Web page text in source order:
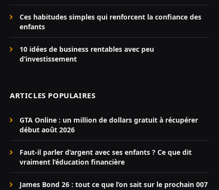
Ces habitudes simples qui renforcent la confiance des
enfants
10 idées de business rentables avec peu
d’investissement
ARTICLES POPULAIRES
GTA Online : un million de dollars gratuit à récupérer
début août 2026
Faut-il parler d’argent avec ses enfants ? Ce que dit
vraiment l’éducation financière
James Bond 26 : tout ce que l’on sait sur le prochain 007